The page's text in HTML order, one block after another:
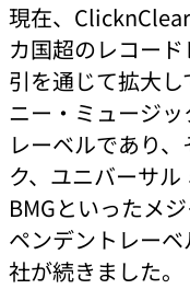
現在、
カ国超のレコー
引を通じて拡大
ニー・ミュージ
レーベルであり
ク、ユニバーサル
BMGといったメ
ペンデントレー
社が続きました。